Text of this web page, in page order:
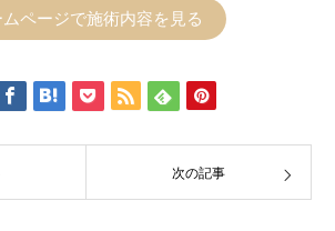
ムページで施術内容を見る
次の記事